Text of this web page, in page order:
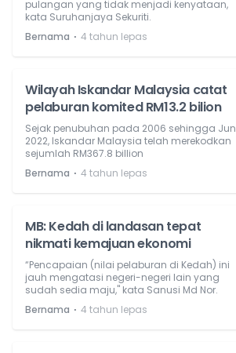
pulangan yang tidak menjadi kenyataan,
kata Suruhanjaya Sekuriti.
Bernama ⋅ 4 tahun lepas
Wilayah Iskandar Malaysia catat
pelaburan komited RM13.2 bilion
Sejak penubuhan pada 2006 sehingga Jun
2022, Iskandar Malaysia telah merekodkan
sejumlah RM367.8 billion
Bernama ⋅ 4 tahun lepas
MB: Kedah di landasan tepat
nikmati kemajuan ekonomi
“Pencapaian (nilai pelaburan di Kedah) ini
jauh mengatasi negeri-negeri lain yang
sudah sedia maju," kata Sanusi Md Nor.
Bernama ⋅ 4 tahun lepas